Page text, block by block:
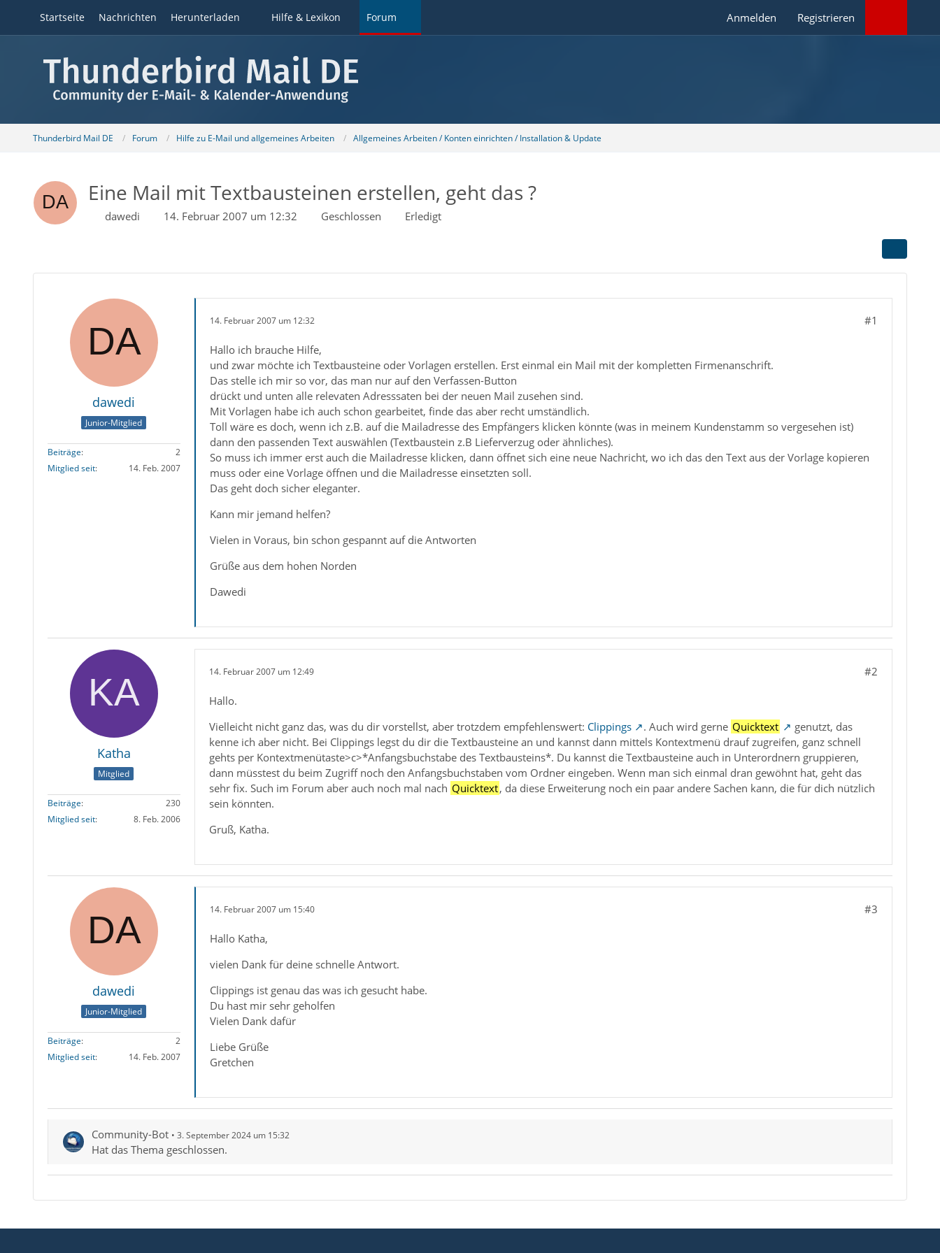
Startseite Nachrichten Herunterladen Hilfe & Lexikon Forum Anmelden Registrieren
Thunderbird Mail DE Forum Hilfe zu E-Mail und allgemeines Arbeiten Allgemeines Arbeiten / Konten einrichten / Installation & Update
Eine Mail mit Textbausteinen erstellen, geht das ?
dawedi 14. Februar 2007 um 12:32 Geschlossen Erledigt
dawedi
Junior-Mitglied
Beiträge
2
Mitglied seit
14. Feb. 2007
14. Februar 2007 um 12:32 #1
Hallo ich brauche Hilfe,
und zwar möchte ich Textbausteine oder Vorlagen erstellen. Erst einmal ein Mail mit der kompletten Firmenanschrift.
Das stelle ich mir so vor, das man nur auf den Verfassen-Button
drückt und unten alle relevaten Adresssaten bei der neuen Mail zusehen sind.
Mit Vorlagen habe ich auch schon gearbeitet, finde das aber recht umständlich.
Toll wäre es doch, wenn ich z.B. auf die Mailadresse des Empfängers klicken könnte (was in meinem Kundenstamm so vergesehen ist)
dann den passenden Text auswählen (Textbaustein z.B Lieferverzug oder ähnliches).
So muss ich immer erst auch die Mailadresse klicken, dann öffnet sich eine neue Nachricht, wo ich das den Text aus der Vorlage kopieren
muss oder eine Vorlage öffnen und die Mailadresse einsetzten soll.
Das geht doch sicher eleganter.
Kann mir jemand helfen?
Vielen in Voraus, bin schon gespannt auf die Antworten
Grüße aus dem hohen Norden
Dawedi
Katha
Mitglied
Beiträge
230
Mitglied seit
8. Feb. 2006
14. Februar 2007 um 12:49 #2
Hallo.
Vielleicht nicht ganz das, was du dir vorstellst, aber trotzdem empfehlenswert: Clippings . Auch wird gerne Quicktext
genutzt, das
kenne ich aber nicht. Bei Clippings legst du dir die Textbausteine an und kannst dann mittels Kontextmenü drauf zugreifen, ganz schnell
gehts per Kontextmenütaste>c>*Anfangsbuchstabe des Textbausteins*. Du kannst die Textbausteine auch in Unterordnern gruppieren,
dann müsstest du beim Zugriff noch den Anfangsbuchstaben vom Ordner eingeben. Wenn man sich einmal dran gewöhnt hat, geht das
sehr fix. Such im Forum aber auch noch mal nach Quicktext, da diese Erweiterung noch ein paar andere Sachen kann, die für dich nützlich
sein könnten.
Gruß, Katha.
dawedi
Junior-Mitglied
Beiträge
2
Mitglied seit
14. Feb. 2007
14. Februar 2007 um 15:40 #3
Hallo Katha,
vielen Dank für deine schnelle Antwort.
Clippings ist genau das was ich gesucht habe.
Du hast mir sehr geholfen
Vielen Dank dafür
Liebe Grüße
Gretchen
Community-Bot 3. September 2024 um 15:32
Hat das Thema geschlossen.